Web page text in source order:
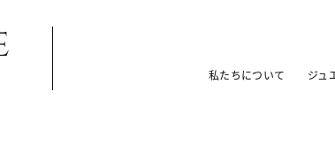
私たちについて ジュ